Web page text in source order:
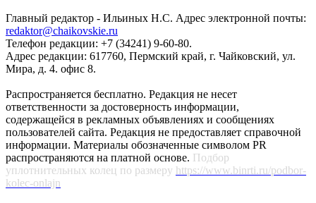
Главный редактор - Ильиных Н.С. Адрес электронной почты:
redaktor@chaikovskie.ru
Телефон редакции: +7 (34241) 9-60-80.
Адрес редакции: 617760, Пермский край, г. Чайковский, ул.
Мира, д. 4. офис 8.
Распространяется бесплатно. Редакция не несет
ответственности за достоверность информации,
содержащейся в рекламных объявлениях и сообщениях
пользователей сайта. Редакция не предоставляет справочной
информации. Материалы обозначенные символом PR
распространяются на платной основе. Подбор
уплотнительных колец по размеру https://www.binrti.ru/podbor-
kolec-onlajn